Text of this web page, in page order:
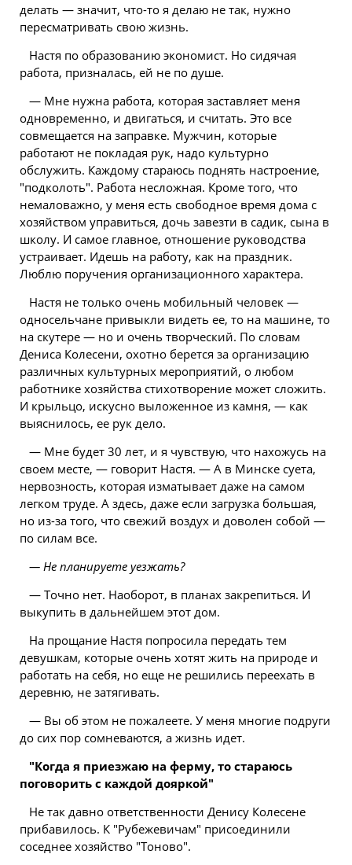
делать — значит, что-то я делаю не так, нужно
пересматривать свою жизнь.
Настя по образованию экономист. Но сидячая
работа, призналась, ей не по душе.
— Мне нужна работа, которая заставляет меня
одновременно, и двигаться, и считать. Это все
совмещается на заправке. Мужчин, которые
работают не покладая рук, надо культурно
обслужить. Каждому стараюсь поднять настроение,
"подколоть". Работа несложная. Кроме того, что
немаловажно, у меня есть свободное время дома с
хозяйством управиться, дочь завезти в садик, сына в
школу. И самое главное, отношение руководства
устраивает. Идешь на работу, как на праздник.
Люблю поручения организационного характера.
Настя не только очень мобильный человек —
односельчане привыкли видеть ее, то на машине, то
на скутере — но и очень творческий. По словам
Дениса Колесени, охотно берется за организацию
различных культурных мероприятий, о любом
работнике хозяйства стихотворение может сложить.
И крыльцо, искусно выложенное из камня, — как
выяснилось, ее рук дело.
— Мне будет 30 лет, и я чувствую, что нахожусь на
своем месте, — говорит Настя. — А в Минске суета,
нервозность, которая изматывает даже на самом
легком труде. А здесь, даже если загрузка большая,
но из-за того, что свежий воздух и доволен собой —
по силам все.
— Не планируете уезжать?
— Точно нет. Наоборот, в планах закрепиться. И
выкупить в дальнейшем этот дом.
На прощание Настя попросила передать тем
девушкам, которые очень хотят жить на природе и
работать на себя, но еще не решились переехать в
деревню, не затягивать.
— Вы об этом не пожалеете. У меня многие подруги
до сих пор сомневаются, а жизнь идет.
"Когда я приезжаю на ферму, то стараюсь
поговорить с каждой дояркой"
Не так давно ответственности Денису Колесене
прибавилось. К "Рубежевичам" присоединили
соседнее хозяйство "Тоново".